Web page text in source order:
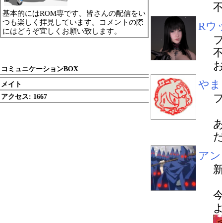
基本的にはROM専です。皆さんの配信をい
つも楽しく拝見しています。コメントの際
にはどうぞ宜しくお願い致します。
コミュニケーションBOX
メイト
アクセス: 1667
Rウ
や
ア